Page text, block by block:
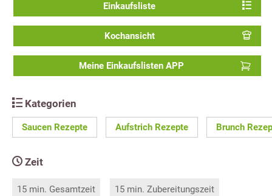
Einkaufsliste
Kochansicht
Meine Einkaufslisten APP
Kategorien
Saucen Rezepte Aufstrich Rezepte Brunch
Zeit
15 min. Gesamtzeit 15 min. Zubereitungszeit